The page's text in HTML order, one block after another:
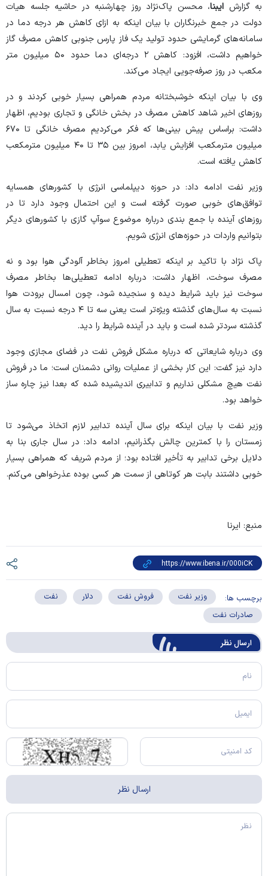
به گزارش ایبنا، محسن پاک‌نژاد روز چهارشنبه در حاشیه جلسه هیات
دولت در جمع خبرنگاران با بیان اینکه به ازای کاهش هر درجه دما در
سامانه‌های گرمایشی حدود تولید یک فاز پارس جنوبی کاهش مصرف گاز
خواهیم داشت، افزود: کاهش ۲ درجه‌ای دما حدود ۵۰ میلیون متر
مکعب در روز صرفه‌جویی ایجاد می‌کند.
وی با بیان اینکه خوشبختانه مردم همراهی بسیار خوبی کردند و در
روز‌های اخیر شاهد کاهش مصرف در بخش خانگی و تجاری بودیم، اظهار
داشت: براساس پیش بینی‌ها که فکر می‌کردیم مصرف خانگی تا ۶۷۰
میلیون مترمکعب افزایش یابد، امروز بین ۳۵ تا ۴۰ میلیون مترمکعب
کاهش یافته است.
وزیر نفت ادامه داد: در حوزه دیپلماسی انرژی با کشور‌های همسایه
توافق‌های خوبی صورت گرفته است و این احتمال وجود دارد تا در
روز‌های آینده با جمع بندی درباره موضوع سوآپ گازی با کشور‌های دیگر
بتوانیم واردات در حوزه‌های انرژی شویم.
پاک نژاد با تاکید بر اینکه تعطیلی امروز بخاطر آلودگی هوا بود و نه
مصرف سوخت، اظهار داشت: درباره ادامه تعطیلی‌ها بخاطر مصرف
سوخت نیز باید شرایط دیده و سنجیده شود، چون امسال برودت هوا
نسبت به سال‌های گذشته ویژه‌تر است یعنی سه تا ۴ درجه نسبت به سال
گذشته سردتر شده است و باید در آینده شرایط را دید.
وی درباره شایعاتی که درباره مشکل فروش نفت در فضای مجازی وجود
دارد نیز گفت: این کار بخشی از عملیات روانی دشمنان است؛ ما در فروش
نفت هیچ مشکلی نداریم و تدابیری اندیشیده شده که بعدا نیز چاره ساز
خواهد بود.
وزیر نفت با بیان اینکه برای سال آینده تدابیر لازم اتخاذ می‌شود تا
زمستان را با کمترین چالش بگذرانیم، ادامه داد: در سال جاری بنا به
دلایل برخی تدابیر به تأخیر افتاده بود؛ از مردم شریف که همراهی بسیار
خوبی داشتند بابت هر کوتاهی از سمت هر کسی بوده عذرخواهی می‌کنم.
منبع: ایرنا
برچسب ها: وزیر نفت فروش نفت دلار
نفت
صادرات نفت
ارسال‌ نظر